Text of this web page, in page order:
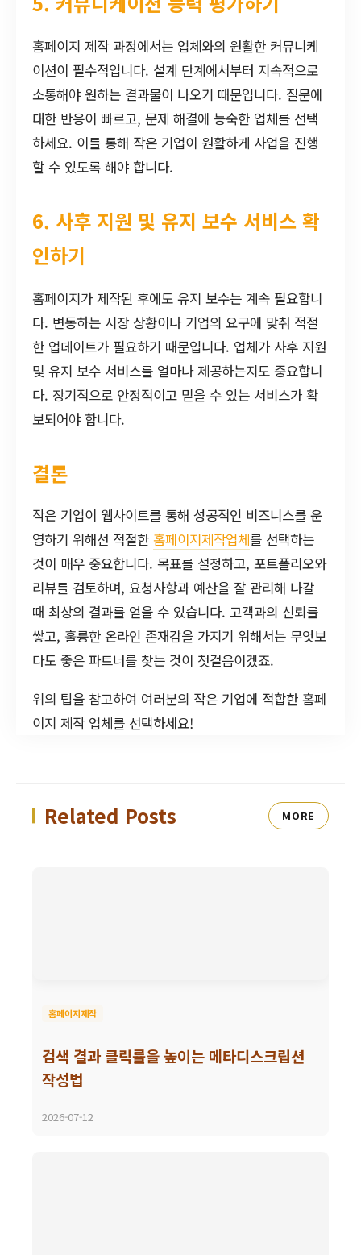
홈페이지 제작 과정에서는 업체와의 원활한 커뮤니케
이션이 필수적입니다. 설계 단계에서부터 지속적으로
소통해야 원하는 결과물이 나오기 때문입니다. 질문에
대한 반응이 빠르고, 문제 해결에 능숙한 업체를 선택
하세요. 이를 통해 작은 기업이 원활하게 사업을 진행
할 수 있도록 해야 합니다.
6. 사후 지원 및 유지 보수 서비스 확
인하기
홈페이지가 제작된 후에도 유지 보수는 계속 필요합니
다. 변동하는 시장 상황이나 기업의 요구에 맞춰 적절
한 업데이트가 필요하기 때문입니다. 업체가 사후 지원
및 유지 보수 서비스를 얼마나 제공하는지도 중요합니
다. 장기적으로 안정적이고 믿을 수 있는 서비스가 확
보되어야 합니다.
결론
작은 기업이 웹사이트를 통해 성공적인 비즈니스를 운
영하기 위해선 적절한 홈페이지제작업체를 선택하는
것이 매우 중요합니다. 목표를 설정하고, 포트폴리오와
리뷰를 검토하며, 요청사항과 예산을 잘 관리해 나갈
때 최상의 결과를 얻을 수 있습니다. 고객과의 신뢰를
쌓고, 훌륭한 온라인 존재감을 가지기 위해서는 무엇보
다도 좋은 파트너를 찾는 것이 첫걸음이겠죠.
위의 팁을 참고하여 여러분의 작은 기업에 적합한 홈페
이지 제작 업체를 선택하세요!
Related Posts MORE
홈페이지제작
검색 결과 클릭률을 높이는 메타디스크립션
작성법
2026-07-12